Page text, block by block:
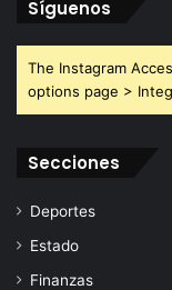
Síguenos
The Instagram
options page >
Secciones
Deportes
Estado
Finanzas